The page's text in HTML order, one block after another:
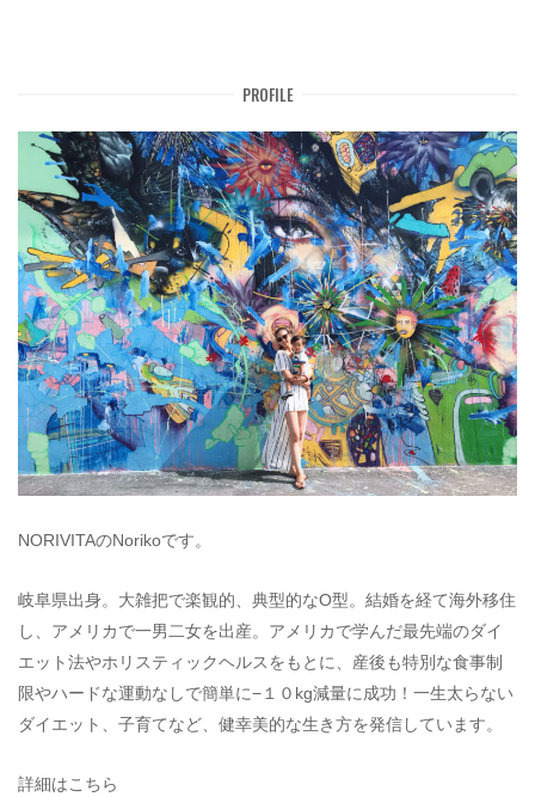
PROFILE
NORIVITAのNorikoです。
岐阜県出身。大雑把で楽観的、典型的なO型。結婚を経て海外移住
し、アメリカで一男二女を出産。アメリカで学んだ最先端のダイ
エット法やホリスティックヘルスをもとに、産後も特別な食事制
限やハードな運動なしで簡単に−１０kg減量に成功！一生太らない
ダイエット、子育てなど、健幸美的な生き方を発信しています。
詳細はこちら